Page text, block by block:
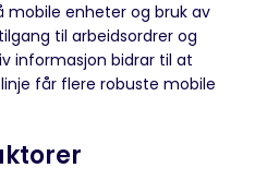
mobile enheter og bruk av
til arbeidsordrer og
informasjon bidrar til at
får flere robuste mobile